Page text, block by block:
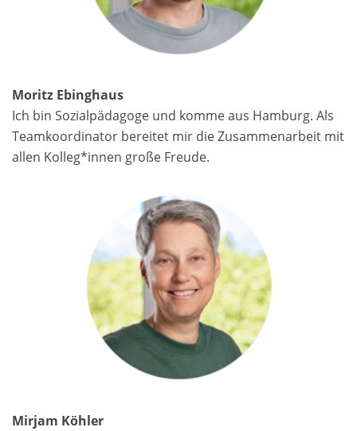
Moritz Ebinghaus
Ich bin Sozialpädagoge und komme aus Hamburg. Als
Teamkoordinator bereitet mir die Zusammenarbeit mit
allen Kolleg*innen große Freude.
Mirjam Köhler